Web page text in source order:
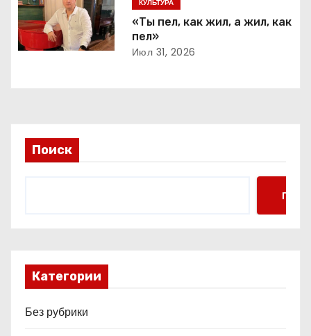
з
с
КУЛЬТУРА
«Ты пел, как жил, а жил, как
пел»
Июл 31, 2026
Поиск
Поиск
Категории
Без рубрики